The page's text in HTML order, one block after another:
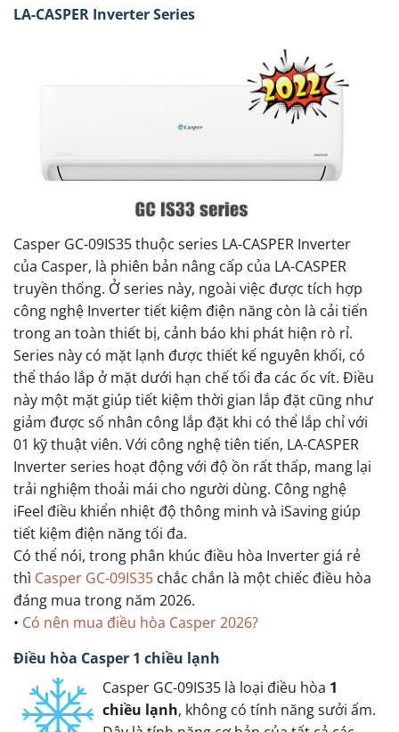
LA-CASPER Inverter Series
Casper GC-09IS35 thuộc series LA-CASPER Inverter
của Casper, là phiên bản nâng cấp của LA-CASPER
truyền thống. Ở series này, ngoài việc được tích hợp
công nghệ Inverter tiết kiệm điện năng còn là cải tiến
trong an toàn thiết bị, cảnh báo khi phát hiện rò rỉ.
Series này có mặt lạnh được thiết kế nguyên khối, có
thể tháo lắp ở mặt dưới hạn chế tối đa các ốc vít. Điều
này một mặt giúp tiết kiệm thời gian lắp đặt cũng như
giảm được số nhân công lắp đặt khi có thể lắp chỉ với
01 kỹ thuật viên. Với công nghệ tiên tiến, LA-CASPER
Inverter series hoạt động với độ ồn rất thấp, mang lại
trải nghiệm thoải mái cho người dùng. Công nghệ
iFeel điều khiển nhiệt độ thông minh và iSaving giúp
tiết kiệm điện năng tối đa.
Có thể nói, trong phân khúc điều hòa Inverter giá rẻ
thì Casper GC-09IS35 chắc chắn là một chiếc điều hòa
đáng mua trong năm 2026.
• Có nên mua điều hòa Casper 2026?
Điều hòa Casper 1 chiều lạnh
Casper GC-09IS35 là loại điều hòa 1
chiều lạnh, không có tính năng sưởi ấm.